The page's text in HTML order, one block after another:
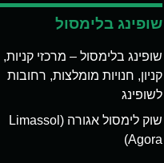
שופינג בלימסול
שופינג בלימסול – מרכזי קניות,
קניון, חנויות מומלצות, רחובות
לשופינג
שוק לימסול אגורה (Limassol
Agora)